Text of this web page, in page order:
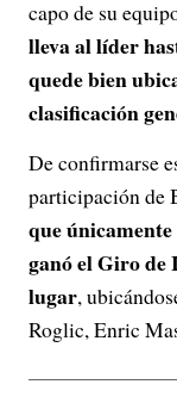
capo de su
lleva al líder
quede bien
clasificación
De confirmarse
participación de
que únicamente
ganó el Giro de
lugar,
Roglic, Enric